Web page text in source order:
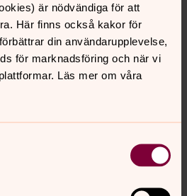
är nödvändiga för att
Här finns också kakor för
din användarupplevelse,
för marknadsföring och när vi
Läs mer om våra